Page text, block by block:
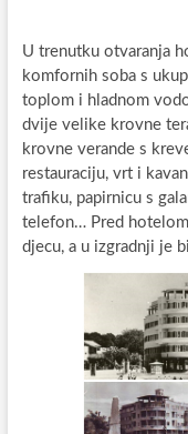
U trenutku otvaranja
komfornih soba s
toplom i hladnom
dvije velike krovne
krovne verande s
restauraciju, vrt i
trafiku, papirnicu s
telefon… Pred
djecu, a u izgradnji je